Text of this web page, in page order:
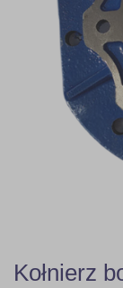
Kołnierz